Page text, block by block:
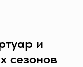
и
сезонов